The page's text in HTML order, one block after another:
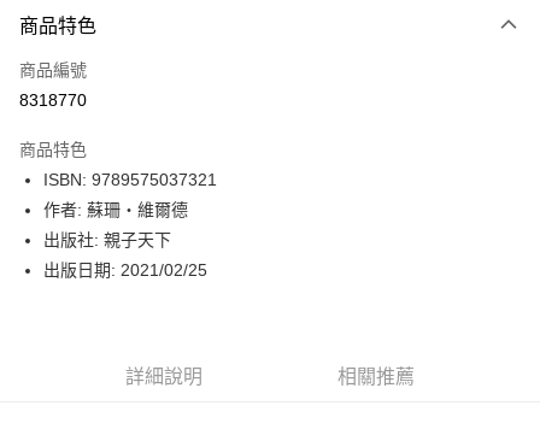
icash Pay
信用卡一次付款
LINE Pay
Apple Pay
街口支付
商品特色
商品編號
8318770
商品特色
ISBN: 9789575037321
作者: 蘇珊‧維爾德
出版社: 親子天下
出版日期: 2021/02/25
詳細說明 相關推薦